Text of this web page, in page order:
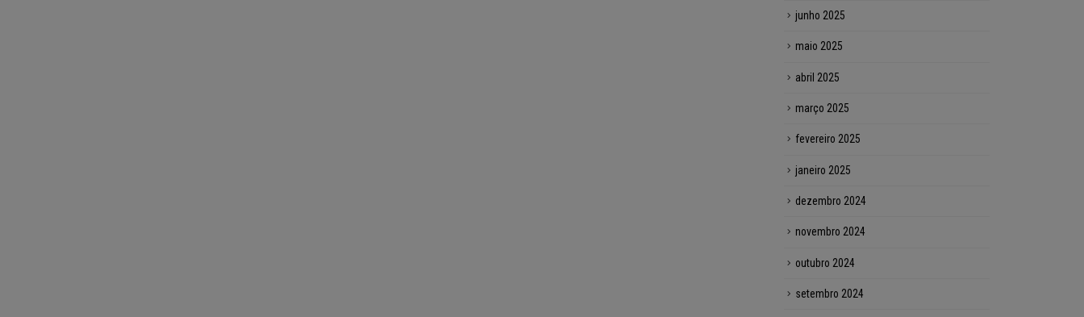
junho 2025
maio 2025
abril 2025
março 2025
fevereiro 2025
janeiro 2025
dezembro 2024
novembro 2024
outubro 2024
setembro 2024